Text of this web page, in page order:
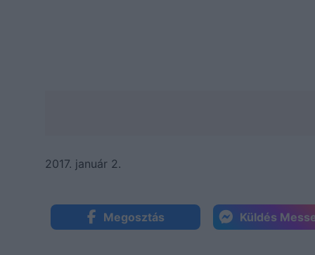
2017. január 2.
Megosztás Küldés